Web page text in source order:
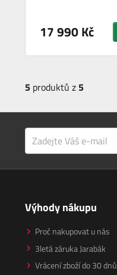
17 990 Kč
5 produktů z 5
Výhody nákupu
Proč nakupovat u nás
3letá záruka Jarabák
Vrácení zboží do 30 dnů